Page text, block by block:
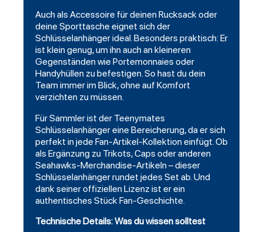
Auch als Accessoire für deinen Rucksack oder
deine Sporttasche eignet sich der
Schlüsselanhänger ideal. Besonders praktisch: Er
ist klein genug, um ihn auch an kleineren
Gegenständen wie Portemonnaies oder
Handyhüllen zu befestigen. So hast du dein
Team immer im Blick, ohne auf Komfort
verzichten zu müssen.
Für Sammler ist der Teenymates
Schlüsselanhänger eine Bereicherung, da er sich
perfekt in jede Fan-Artikel-Kollektion einfügt. Ob
als Ergänzung zu Trikots, Caps oder anderen
Seahawks-Merchandise-Artikeln – dieser
Schlüsselanhänger rundet jedes Set ab. Und
dank seiner offiziellen Lizenz ist er ein
authentisches Stück Fan-Geschichte.
Technische Details: Was du wissen solltest